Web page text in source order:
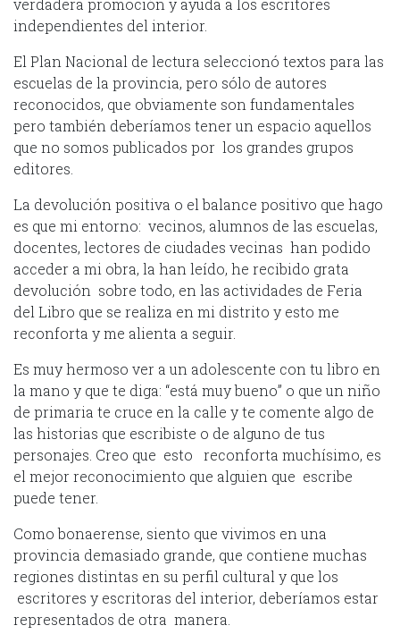
verdadera promoción y ayuda a los escritores
independientes del interior.
El Plan Nacional de lectura seleccionó textos para las
escuelas de la provincia, pero sólo de autores
reconocidos, que obviamente son fundamentales
pero también deberíamos tener un espacio aquellos
que no somos publicados por los grandes grupos
editores.
La devolución positiva o el balance positivo que hago
es que mi entorno: vecinos, alumnos de las escuelas,
docentes, lectores de ciudades vecinas han podido
acceder a mi obra, la han leído, he recibido grata
devolución sobre todo, en las actividades de Feria
del Libro que se realiza en mi distrito y esto me
reconforta y me alienta a seguir.
Es muy hermoso ver a un adolescente con tu libro en
la mano y que te diga: “está muy bueno” o que un niño
de primaria te cruce en la calle y te comente algo de
las historias que escribiste o de alguno de tus
personajes. Creo que esto reconforta muchísimo, es
el mejor reconocimiento que alguien que escribe
puede tener.
Como bonaerense, siento que vivimos en una
provincia demasiado grande, que contiene muchas
regiones distintas en su perfil cultural y que los
escritores y escritoras del interior, deberíamos estar
representados de otra manera.